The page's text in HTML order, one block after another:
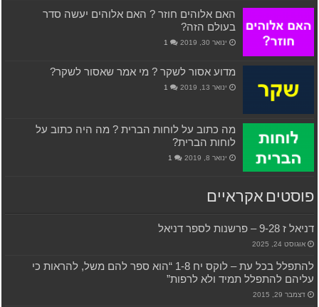
האם אלוהים חוזר ? האם אלוהים יעשה סדר
בעולם הזה?
ינואר 30, 2019 1
מדוע אסור לשקר ? מי אמר שאסור לשקר?
ינואר 13, 2019 1
מה כתוב על לוחות הברית ? מה היה כתוב על
לוחות הברית?
ינואר 8, 2019 1
פוסטים אקראיים
דניאל ז 9-28 – פרשנות לספר דניאל
אוגוסט 24, 2025
להתפלל בכל עת – לוקס יח 1-8 “הוא ספר להם משל, להראות כי
עליהם להתפלל תמיד ולא לרפות”
דצמבר 29, 2015